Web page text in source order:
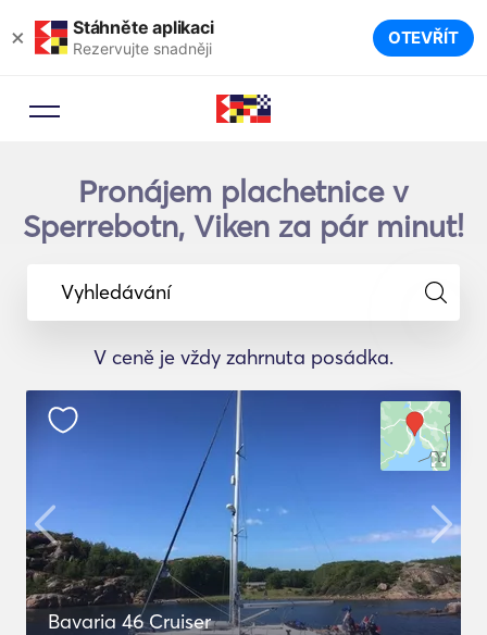
× Stáhněte aplikaci
Rezervujte snadněji OTEVŘÍT
Pronájem plachetnice v
Sperrebotn, Viken za pár minut!
Vyhledávání
V ceně je vždy zahrnuta posádka.
Bavaria 46 Cruiser